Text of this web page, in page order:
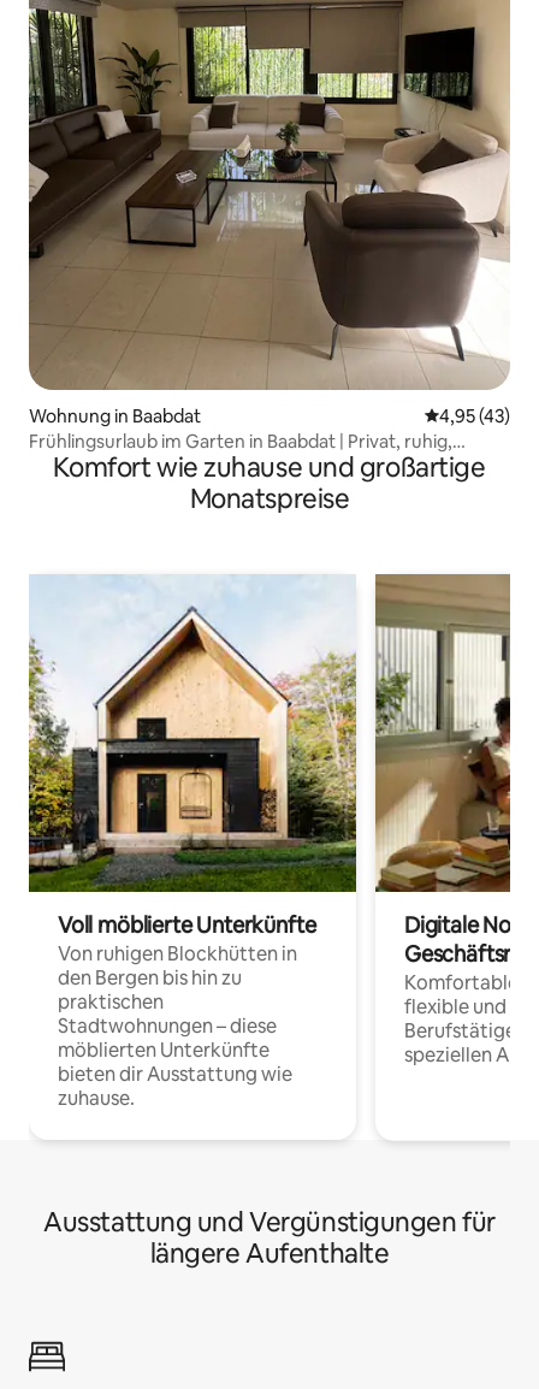
Wohnung in Baabdat
4,95 (43)
Frühlingsurlaub im Garten in Baabdat | Privat, ruhig,
gemütlich
Komfort wie zuhause und großartige
Monatspreise
Voll möblierte Unterkünfte
Von ruhigen Blockhütten in
den Bergen bis hin zu
praktischen
Stadtwohnungen – diese
möblierten Unterkünfte
bieten dir Ausstattung wie
zuhause.
Digitale
Komfortable
flexible und
Berufstätige
speziellen
Ausstattung und Vergünstigungen für
längere Aufenthalte